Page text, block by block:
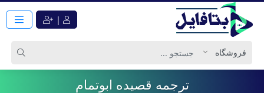
|
ترجمه قصیده ابوتمام